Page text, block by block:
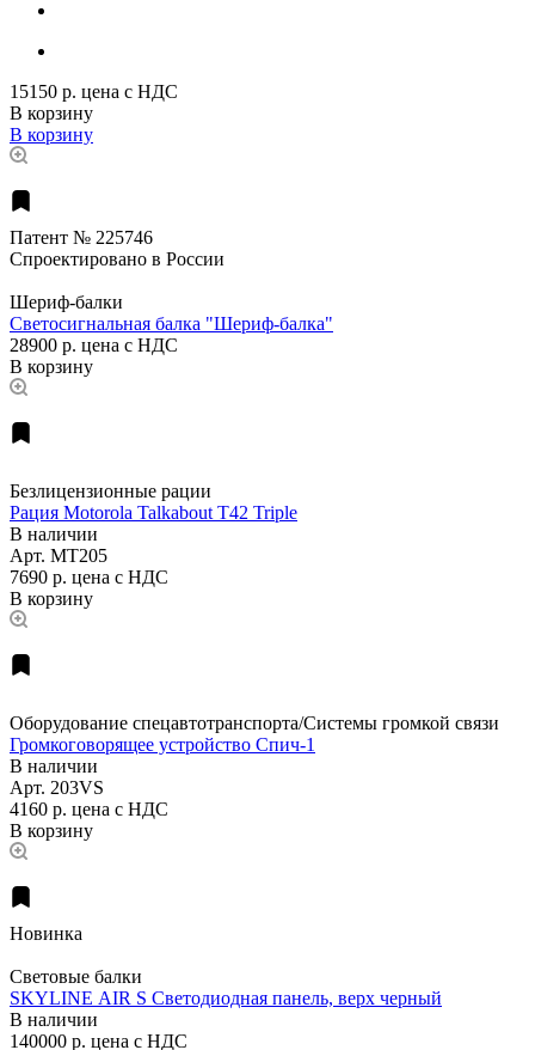
15150 р. цена с НДС
В корзину
В корзину
Патент № 225746
Спроектировано в России
Шериф-балки
Светосигнальная балка "Шериф-балка"
28900 р. цена с НДС
В корзину
Безлицензионные рации
Рация Motorola Talkabout T42 Triple
В наличии
Арт. MT205
7690 р. цена с НДС
В корзину
Оборудование спецавтотранспорта/Системы громкой связи
Громкоговорящее устройство Спич-1
В наличии
Арт. 203VS
4160 р. цена с НДС
В корзину
Новинка
Световые балки
SKYLINE AIR S Светодиодная панель, верх черный
В наличии
140000 р. цена с НДС